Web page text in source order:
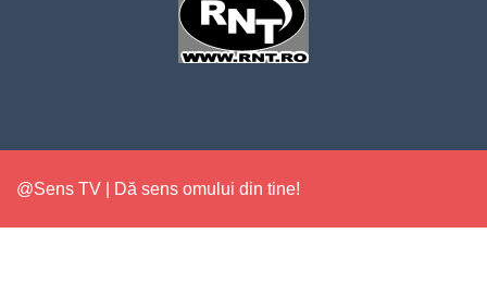
@Sens TV | Dă sens omului din tine!